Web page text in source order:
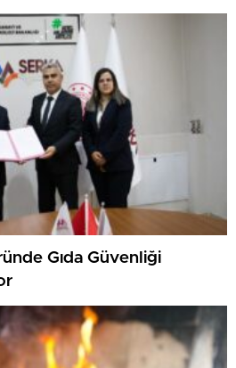
Gıda Güvenliği